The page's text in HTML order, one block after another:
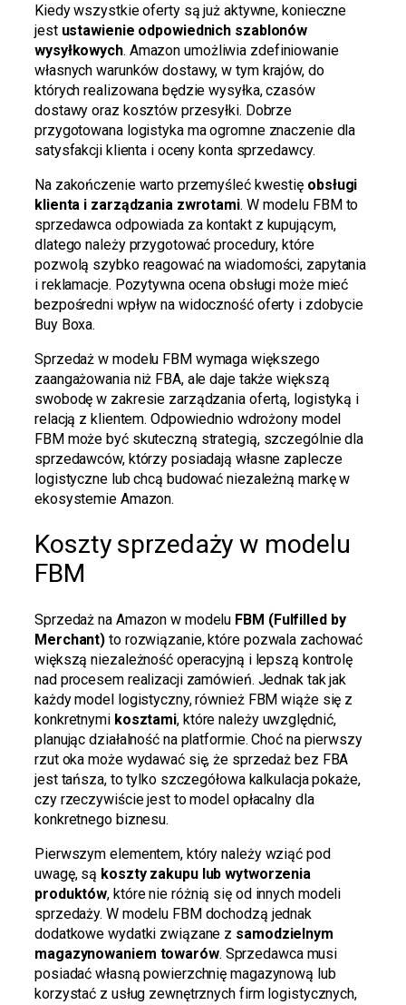
Kiedy wszystkie oferty są już aktywne, konieczne
jest ustawienie odpowiednich szablonów
wysyłkowych. Amazon umożliwia zdefiniowanie
własnych warunków dostawy, w tym krajów, do
których realizowana będzie wysyłka, czasów
dostawy oraz kosztów przesyłki. Dobrze
przygotowana logistyka ma ogromne znaczenie dla
satysfakcji klienta i oceny konta sprzedawcy.
Na zakończenie warto przemyśleć kwestię obsługi
klienta i zarządzania zwrotami. W modelu FBM to
sprzedawca odpowiada za kontakt z kupującym,
dlatego należy przygotować procedury, które
pozwolą szybko reagować na wiadomości, zapytania
i reklamacje. Pozytywna ocena obsługi może mieć
bezpośredni wpływ na widoczność oferty i zdobycie
Buy Boxa.
Sprzedaż w modelu FBM wymaga większego
zaangażowania niż FBA, ale daje także większą
swobodę w zakresie zarządzania ofertą, logistyką i
relacją z klientem. Odpowiednio wdrożony model
FBM może być skuteczną strategią, szczególnie dla
sprzedawców, którzy posiadają własne zaplecze
logistyczne lub chcą budować niezależną markę w
ekosystemie Amazon.
Koszty sprzedaży w modelu
FBM
Sprzedaż na Amazon w modelu FBM (Fulfilled by
Merchant) to rozwiązanie, które pozwala zachować
większą niezależność operacyjną i lepszą kontrolę
nad procesem realizacji zamówień. Jednak tak jak
każdy model logistyczny, również FBM wiąże się z
konkretnymi kosztami, które należy uwzględnić,
planując działalność na platformie. Choć na pierwszy
rzut oka może wydawać się, że sprzedaż bez FBA
jest tańsza, to tylko szczegółowa kalkulacja pokaże,
czy rzeczywiście jest to model opłacalny dla
konkretnego biznesu.
Pierwszym elementem, który należy wziąć pod
uwagę, są koszty zakupu lub wytworzenia
produktów, które nie różnią się od innych modeli
sprzedaży. W modelu FBM dochodzą jednak
dodatkowe wydatki związane z samodzielnym
magazynowaniem towarów. Sprzedawca musi
posiadać własną powierzchnię magazynową lub
korzystać z usług zewnętrznych firm logistycznych,